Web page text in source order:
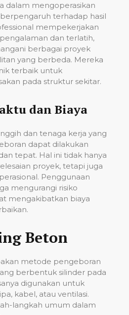
dalam mengoperasikan
terhadap hasil
mempekerjakan
dan terlatih,
berbagai proyek
yang berbeda. Mereka
terbaik untuk
pada struktur sekitar.
dan Biaya
dan tenaga kerja yang
dapat dilakukan
tepat. Hal ini tidak hanya
proyek, tetapi juga
Penggunaan
mengurangi risiko
mengakibatkan biaya
Beton
metode pengeboran
berbentuk silinder pada
digunakan untuk
kabel, atau ventilasi.
langkah umum dalam